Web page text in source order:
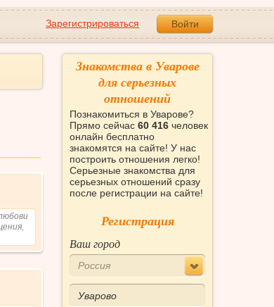
Зарегистрироваться Войти
Знакомства в Уварове
для серьезных
отношений
Познакомиться в Уварове?
Прямо сейчас 60 416 человек
онлайн бесплатно
знакомятся на сайте! У нас
построить отношения легко!
Серьезные знакомства для
серьезных отношений сразу
после регистрации на сайте!
Регистрация
Ваш город
Россия